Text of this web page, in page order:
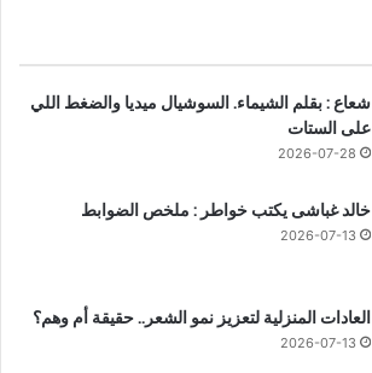
شعاع : بقلم الشيماء. السوشيال ميديا والضغط اللي
على الستات
2026-07-28
خالد غباشى يكتب خواطر : ملخص الضوابط
2026-07-13
العادات المنزلية لتعزيز نمو الشعر.. حقيقة أم وهم؟
2026-07-13